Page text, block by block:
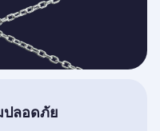
ปลอดภัย